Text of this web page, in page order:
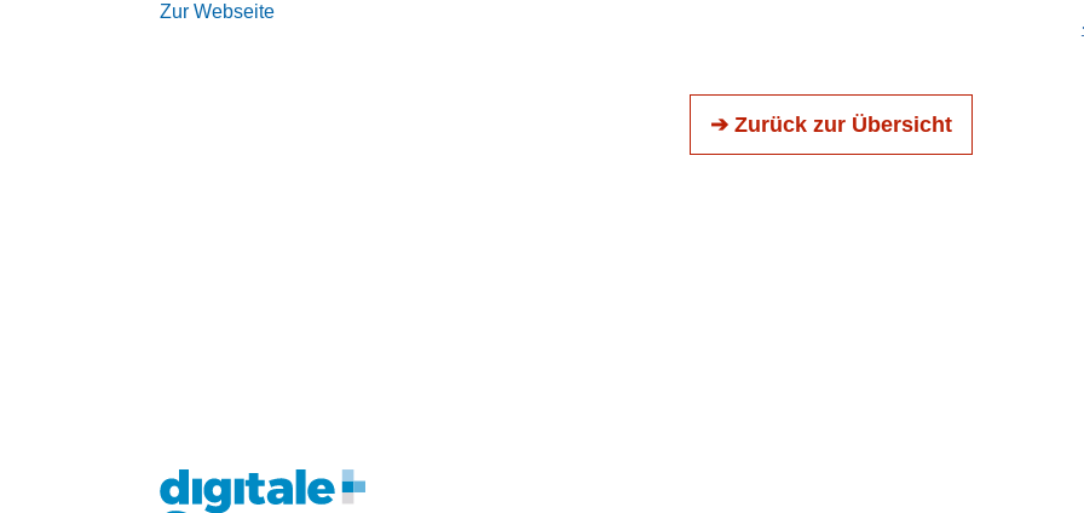
Zur Webseite
➔ Zurück zur Übersicht